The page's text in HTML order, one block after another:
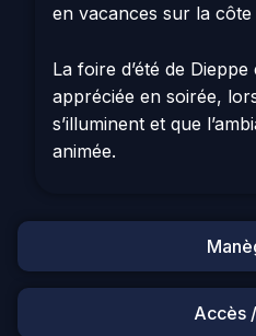
Accès
en vacances sur la
La foire d’été de
appréciée en soirée,
s’illuminent et que
animée.